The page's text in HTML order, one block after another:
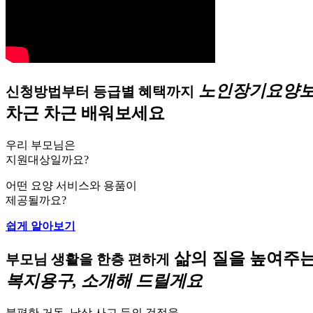
신청방법부터 등급별 혜택까지 노인장기요양
차근 차근 배워보세요
우리 부모님은
지원대상일까요?
어떤 요양 서비스와 용품이
제공될까요?
쉽게 알아보기
부모님 생활을 한층 편하게
삶의 질을 높여주
복지용구, 소개해 드릴게요